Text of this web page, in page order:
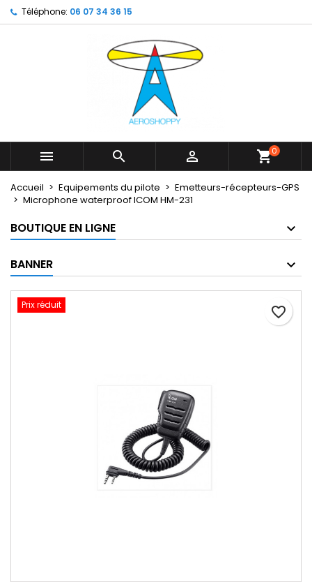
Téléphone: 06 07 34 36 15
   shopping_cart0
Accueil Equipements du pilote
Emetteurs-récepteurs-GPS
Microphone waterproof ICOM HM-231
BOUTIQUE EN LIGNE
BANNER
Prix réduit favorite_border
My wishlists ×
Create new list
Créer une liste d'envies ×
Nom de la liste d'envies
Connexion ×
Vous devez être connecté pour ajouter des produits
Annuler